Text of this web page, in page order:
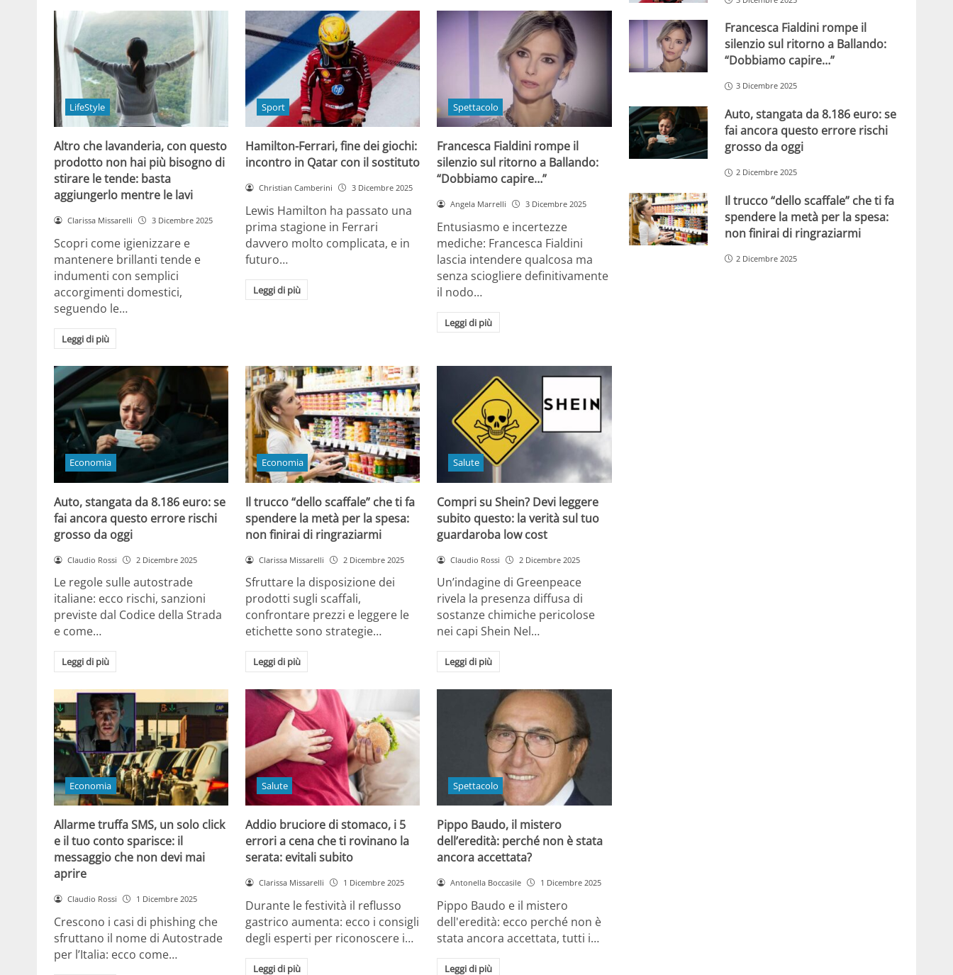
LifeStyle
Altro che lavanderia, con questo
prodotto non hai più bisogno di
stirare le tende: basta
aggiungerlo mentre le lavi
Clarissa Missarelli 3 Dicembre 2025
Scopri come igienizzare e
mantenere brillanti tende e
indumenti con semplici
accorgimenti domestici,
seguendo le…
Leggi di più
Sport
Hamilton-Ferrari, fine dei giochi:
incontro in Qatar con il sostituto
Christian Camberini 3 Dicembre 2025
Lewis Hamilton ha passato una
prima stagione in Ferrari
davvero molto complicata, e in
futuro…
Leggi di più
Spettacolo
Francesca Fialdini rompe il
silenzio sul ritorno a Ballando:
“Dobbiamo capire…”
Angela Marrelli 3 Dicembre 2025
Entusiasmo e incertezze
mediche: Francesca Fialdini
lascia intendere qualcosa ma
senza sciogliere definitivamente
il nodo…
Leggi di più
Economia
Auto, stangata da 8.186 euro: se
fai ancora questo errore rischi
grosso da oggi
Claudio Rossi 2 Dicembre 2025
Le regole sulle autostrade
italiane: ecco rischi, sanzioni
previste dal Codice della Strada
e come…
Leggi di più
Economia
Il trucco “dello scaffale” che ti fa
spendere la metà per la spesa:
non finirai di ringraziarmi
Clarissa Missarelli 2 Dicembre 2025
Sfruttare la disposizione dei
prodotti sugli scaffali,
confrontare prezzi e leggere le
etichette sono strategie…
Leggi di più
Salute
Compri su Shein? Devi leggere
subito questo: la verità sul tuo
guardaroba low cost
Claudio Rossi 2 Dicembre 2025
Un’indagine di Greenpeace
rivela la presenza diffusa di
sostanze chimiche pericolose
nei capi Shein Nel…
Leggi di più
Economia
Allarme truffa SMS, un solo click
e il tuo conto sparisce: il
messaggio che non devi mai
aprire
Claudio Rossi 1 Dicembre 2025
Crescono i casi di phishing che
sfruttano il nome di Autostrade
per l’Italia: ecco come…
Salute
Addio bruciore di stomaco, i 5
errori a cena che ti rovinano la
serata: evitali subito
Clarissa Missarelli 1 Dicembre 2025
Durante le festività il reflusso
gastrico aumenta: ecco i consigli
degli esperti per riconoscere i…
Leggi di più
Spettacolo
Pippo Baudo, il mistero
dell’eredità: perché non è stata
ancora accettata?
Antonella Boccasile 1 Dicembre 2025
Pippo Baudo e il mistero
dell'eredità: ecco perché non è
stata ancora accettata, tutti i…
Leggi di più
Francesca Fialdini rompe il
silenzio sul ritorno a Ballando:
“Dobbiamo capire…”
3 Dicembre 2025
Auto, stangata da 8.186 euro: se
fai ancora questo errore rischi
grosso da oggi
2 Dicembre 2025
Il trucco “dello scaffale” che ti fa
spendere la metà per la spesa:
non finirai di ringraziarmi
2 Dicembre 2025